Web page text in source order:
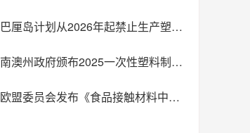
巴厘岛计划从2026年起禁止生产塑料小袋
南澳州政府颁布2025一次性塑料制品新禁令
欧盟委员会发布《食品接触材料中双酚A（BPA）和其他双酚类风险管理方法的问答》